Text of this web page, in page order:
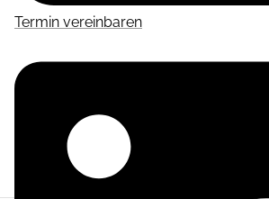
Termin vereinbaren